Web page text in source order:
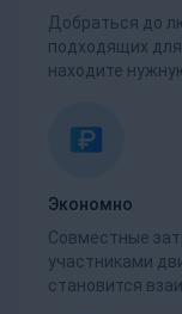
Добраться до
подходящих
находите
Экономно
Совместные
участниками
становится